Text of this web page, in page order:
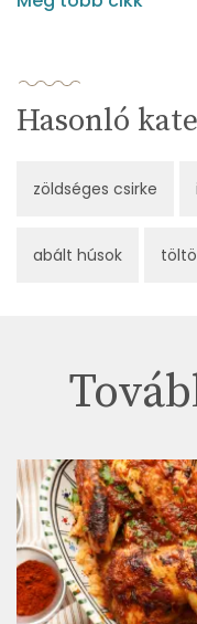
Hasonló
zöldséges csirke
abált húsok